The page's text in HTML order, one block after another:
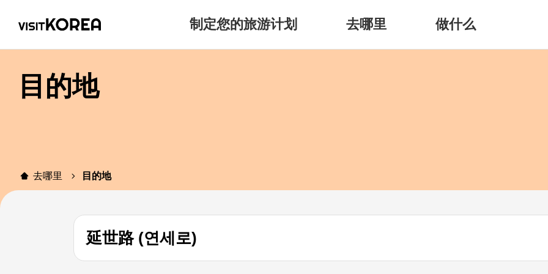
制定您的旅游计划 去哪里 做什么
目的地
去哪里 目的地
延世路 (연세로)